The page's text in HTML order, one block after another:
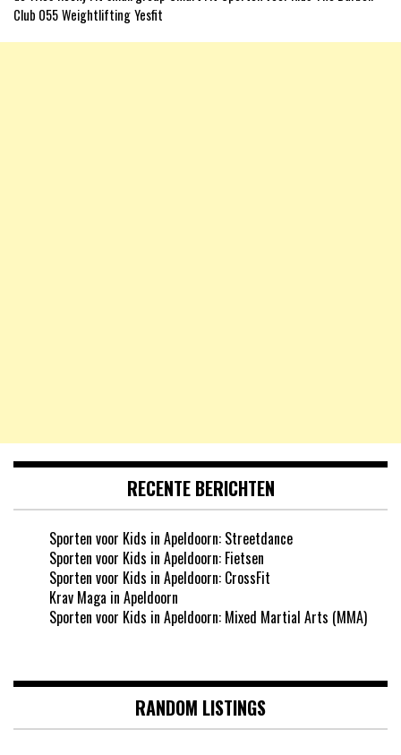
Club 055WeightliftingYesfit
RECENTE BERICHTEN
Sporten voor Kids in Apeldoorn: Streetdance
Sporten voor Kids in Apeldoorn: Fietsen
Sporten voor Kids in Apeldoorn: CrossFit
Krav Maga in Apeldoorn
Sporten voor Kids in Apeldoorn: Mixed Martial Arts (MMA)
RANDOM LISTINGS